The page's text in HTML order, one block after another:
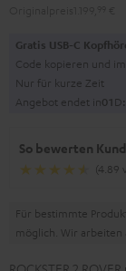
Gratis USB-C
Code kopieren und
Nur für kurze Zeit
Angebot endet in01D:
So bewerten
(4.89
Für bestimmte
möglich. Wir arbeiten